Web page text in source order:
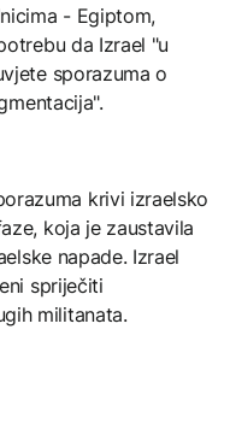
- Egiptom,
da Izrael "u
sporazuma o
krivi izraelsko
koja je zaustavila
napade. Izrael
spriječiti
militanata.